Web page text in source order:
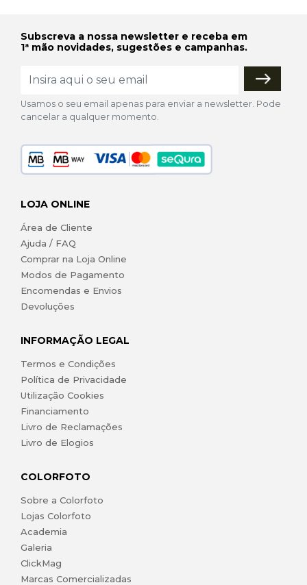
Subscreva a nossa newsletter e receba em
1ª mão novidades, sugestões e campanhas.
Usamos o seu email apenas para enviar a newsletter. Pode
cancelar a qualquer momento.
LOJA ONLINE
Área de Cliente
Ajuda / FAQ
Comprar na Loja Online
Modos de Pagamento
Encomendas e Envios
Devoluções
INFORMAÇÃO LEGAL
Termos e Condições
Política de Privacidade
Utilização Cookies
Financiamento
Livro de Reclamações
Livro de Elogios
COLORFOTO
Sobre a Colorfoto
Lojas Colorfoto
Academia
Galeria
ClickMag
Marcas Comercializadas